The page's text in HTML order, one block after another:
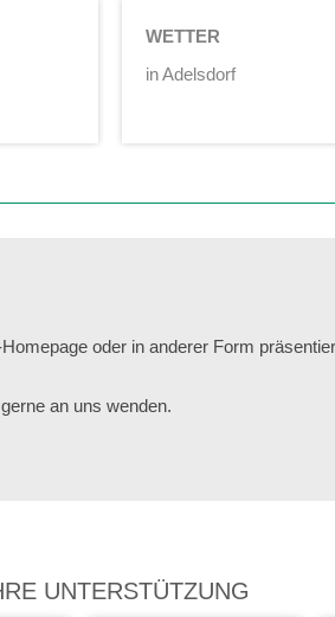
WETTER
in Adelsdorf
oder in anderer Form
an uns wenden.
UNTERSTÜTZUNG